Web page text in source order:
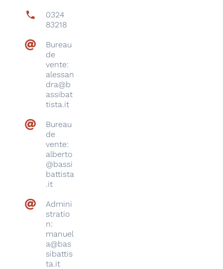
0324
83218
Bureau
de
vente:
alessan
dra@b
assibat
tista.it
Bureau
de
vente:
alberto
@bassi
battista
.it
Admini
stratio
n:
manuel
a@bas
sibattis
ta.it